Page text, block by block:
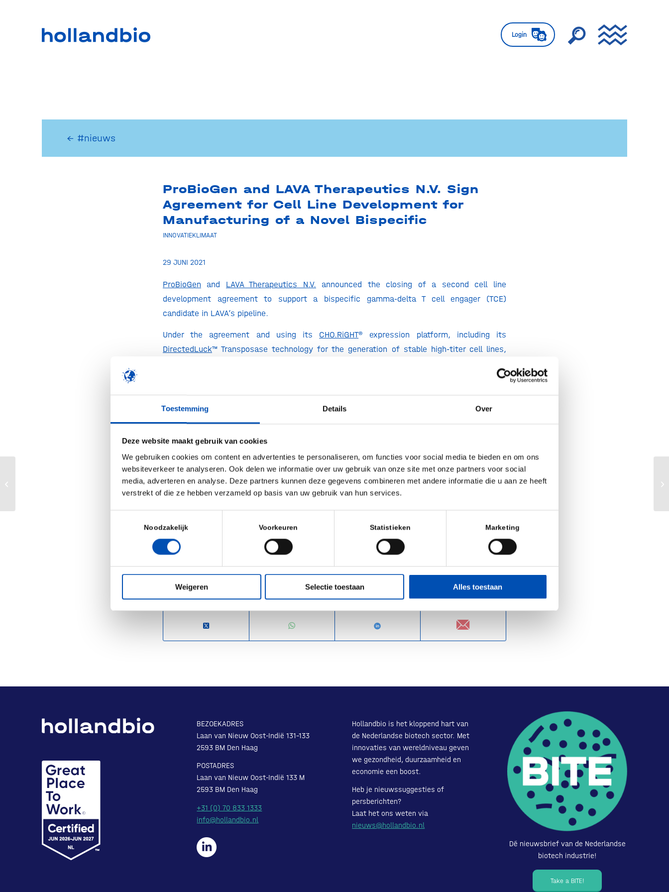
Toestemming Details Over
Deze website maakt gebruik van cookies
We gebruiken cookies om content en advertenties te personaliseren, om functies voor social media te bieden en om ons
websiteverkeer te analyseren. Ook delen we informatie over uw gebruik van onze site met onze partners voor social
media, adverteren en analyse. Deze partners kunnen deze gegevens combineren met andere informatie die u aan ze heeft
verstrekt of die ze hebben verzameld op basis van uw gebruik van hun services.
Noodzakelijk Voorkeuren Statistieken Marketing
Weigeren Selectie toestaan Alles toestaan
Login
← #nieuws
ProBioGen and LAVA Therapeutics N.V. Sign
Agreement for Cell Line Development for
Manufacturing of a Novel Bispecific
INNOVATIEKLIMAAT
29 JUNI 2021
ProBioGen and LAVA Therapeutics N.V. announced the closing of a second cell line
development agreement to support a bispecific gamma-delta T cell engager (TCE)
candidate in LAVA’s pipeline.
Under the agreement and using its CHO.RiGHT® expression platform, including its
DirectedLuck™ Transposase technology for the generation of stable high-titer cell lines,
our Transposase technology, is perfectly suited for novel protein formats”,said
with ProBioGen again”, commented Stephen Hurly, Chief Executive Officer and President of
LAVA Therapeutics.“ProBioGen exceeded our expectations and proved to be a scientifically
driven partner with a proven development platform and a dedicated analytical panel for
bispecific antibody formats.”
Source: LAVA Therapeutics (Press release
BEZOEKADRES
Laan van Nieuw Oost-Indië 131-133
2593 BM Den Haag
POSTADRES
Laan van Nieuw Oost-Indië 133 M
2593 BM Den Haag
+31 (0) 70 833 1333
info@hollandbio.nl
Hollandbio is het kloppend hart van
de Nederlandse biotech sector. Met
innovaties van wereldniveau geven
we gezondheid, duurzaamheid en
economie een boost.
Heb je nieuwssuggesties of
persberichten?
Laat het ons weten via
nieuws@hollandbio.nl
Dé nieuwsbrief van de Nederlandse
biotech industrie!
Take a BITE!
Health~Holland Update: the Power of